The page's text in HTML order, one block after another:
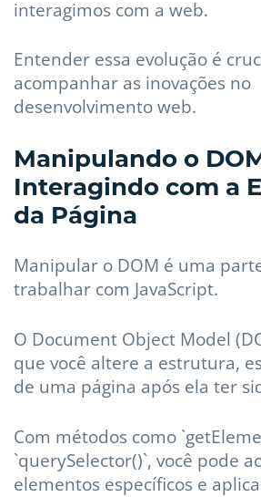
interagimos com a web.
Entender essa evolução é
acompanhar as inovações no
desenvolvimento web.
Manipulando o
Interagindo com a
da Página
Manipular o DOM é uma
trabalhar com JavaScript.
O Document Object Model
que você altere a estrutura,
de uma página após ela ter
Com métodos como
`querySelector()`, você pode
elementos específicos e